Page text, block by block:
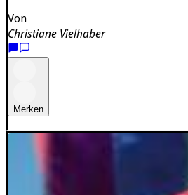
Von
Christiane Vielhaber
Merken